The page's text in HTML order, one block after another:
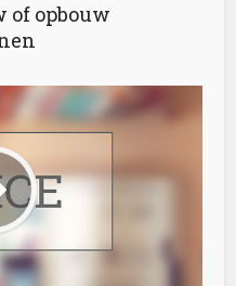
of opbouw